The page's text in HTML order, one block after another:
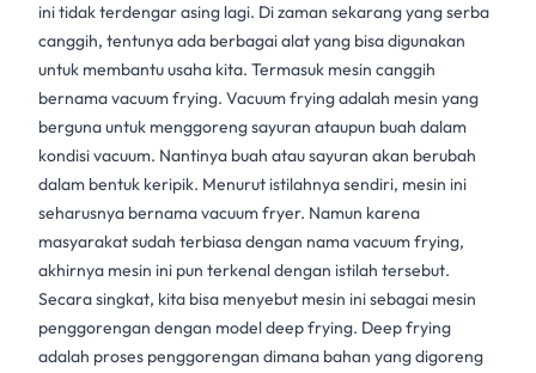
ini tidak terdengar asing lagi. Di zaman sekarang yang serba
canggih, tentunya ada berbagai alat yang bisa digunakan
untuk membantu usaha kita. Termasuk mesin canggih
bernama vacuum frying. Vacuum frying adalah mesin yang
berguna untuk menggoreng sayuran ataupun buah dalam
kondisi vacuum. Nantinya buah atau sayuran akan berubah
dalam bentuk keripik. Menurut istilahnya sendiri, mesin ini
seharusnya bernama vacuum fryer. Namun karena
masyarakat sudah terbiasa dengan nama vacuum frying,
akhirnya mesin ini pun terkenal dengan istilah tersebut.
Secara singkat, kita bisa menyebut mesin ini sebagai mesin
penggorengan dengan model deep frying. Deep frying
adalah proses penggorengan dimana bahan yang digoreng